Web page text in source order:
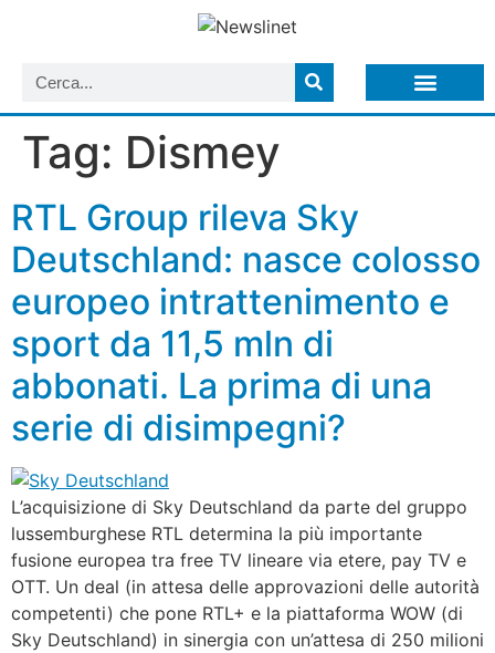
Tag: Dismey
RTL Group rileva Sky
Deutschland: nasce colosso
europeo intrattenimento e
sport da 11,5 mln di
abbonati. La prima di una
serie di disimpegni?
L’acquisizione di Sky Deutschland da parte del gruppo
lussemburghese RTL determina la più importante
fusione europea tra free TV lineare via etere, pay TV e
OTT. Un deal (in attesa delle approvazioni delle autorità
competenti) che pone RTL+ e la piattaforma WOW (di
Sky Deutschland) in sinergia con un’attesa di 250 milioni